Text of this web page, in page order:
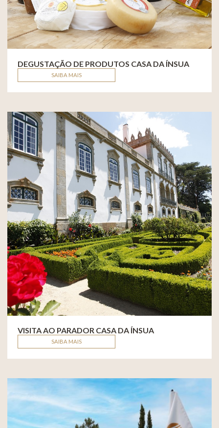
DEGUSTAÇÃO DE PRODUTOS CASA DA ÍNSUA
SAIBA MAIS
VISITA AO PARADOR CASA DA ÍNSUA
SAIBA MAIS